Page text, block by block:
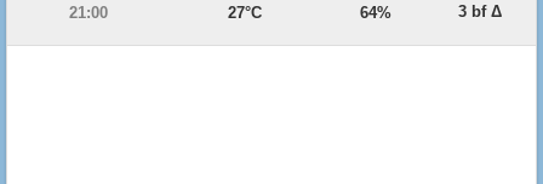
21:00
27°C 64% 3 bf Δ